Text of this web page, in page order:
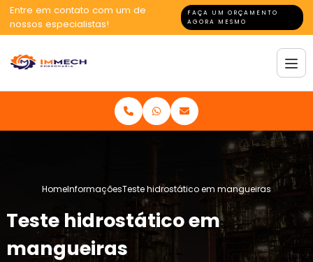
Entre em contato com um de
nossos especialistas!
FAÇA UM ORÇAMENTO
AGORA MESMO
HomeInformaçõesTeste hidrostático em mangueiras
Teste hidrostático em
mangueiras